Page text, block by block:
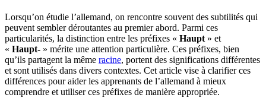
Lorsqu’on étudie l’allemand, on rencontre souvent des subtilités qui
peuvent sembler déroutantes au premier abord. Parmi ces
particularités, la distinction entre les préfixes « Haupt » et
« Haupt- » mérite une attention particulière. Ces préfixes, bien
qu’ils partagent la même racine, portent des significations différentes
et sont utilisés dans divers contextes. Cet article vise à clarifier ces
différences pour aider les apprenants de l’allemand à mieux
comprendre et utiliser ces préfixes de manière appropriée.